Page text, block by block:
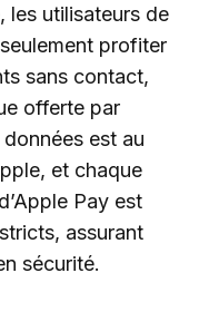
les utilisateurs de
profiter
sans contact,
offerte par
est au
et chaque
Pay est
assurant
sécurité.